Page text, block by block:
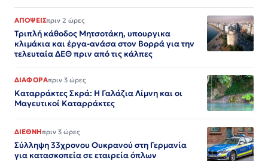
ΑΠΟΨΕΙΣπριν 2 ώρες
Τριπλή κάθοδος Μητσοτάκη, υπουργικα
κλιμάκια και έργα-ανάσα στον Βορρά για την
τελευταία ΔΕΘ πριν από τις κάλπες
ΔΙΑΦΟΡΑπριν 3 ώρες
Καταρράκτες Σκρά: Η Γαλάζια Λίμνη και οι
Μαγευτικοί Καταρράκτες
ΔΙΕΘΝΗπριν 3 ώρες
Σύλληψη 33χρονου Ουκρανού στη Γερμανία
για κατασκοπεία σε εταιρεία όπλων